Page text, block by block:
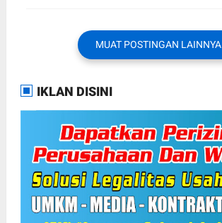
MUAT POSTINGAN LAINNYA
IKLAN DISINI